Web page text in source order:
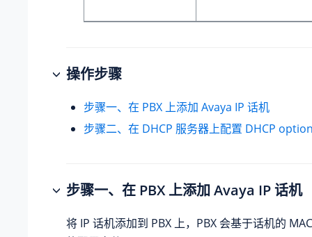
操作步骤
步骤一、在 PBX 上添加 Avaya IP 话机
步骤二、在 DHCP 服务器上配置 DHCP
步骤一、在 PBX 上添加 Avaya IP 话机
将 IP 话机添加到 PBX 上，PBX 会基于话机的